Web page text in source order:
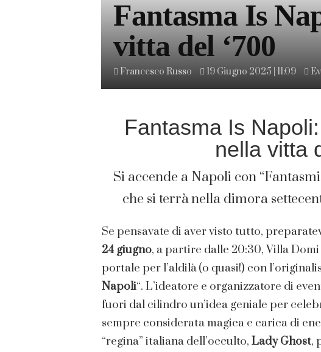
Fantasma Is
vitta del ‘700
Francesco Russo 19 Giugno 2025 | 11:09
Fantasma Is
nella vitta
Si accende a Napoli con
che si terrà nella dimora
Se pensavate di aver visto tutto,
24 giugno, a partire dalle 20:30, Villa
portale per l’aldilà (o quasi!) con
Napoli“. L’ideatore e organizzatore di
fuori dal cilindro un’idea geniale per
sempre considerata magica e carica di
“regina” italiana dell’occulto, Lady Ghost,